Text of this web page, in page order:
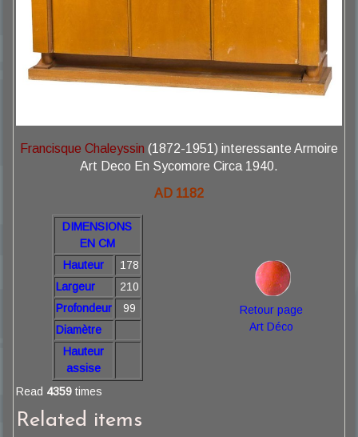
Francisque Chaleyssin (1872-1951) interessante Armoire
Art Deco En Sycomore Circa 1940.
AD 1182
DIMENSIONS
EN CM
Hauteur
178
Largeur
210
Profondeur
99
Diamètre
Hauteur
assise
Retour page
Art Déco
Read 4359 times
Related items